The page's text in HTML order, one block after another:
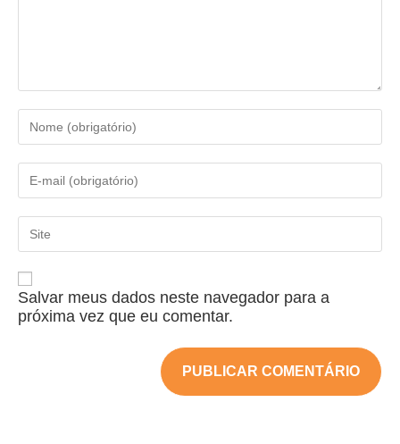
Salvar meus dados neste navegador para a
próxima vez que eu comentar.